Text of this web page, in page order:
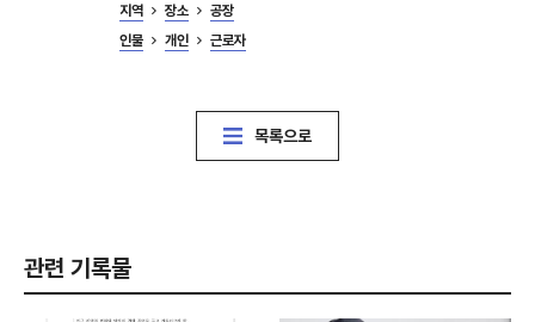
지역
장소
공장
인물
개인 근로자
목록으로
관련 기록물